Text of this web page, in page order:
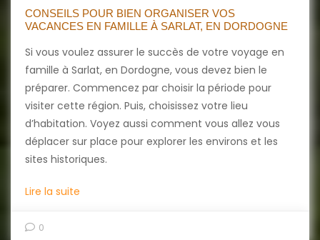
CONSEILS POUR BIEN ORGANISER VOS
VACANCES EN FAMILLE À SARLAT, EN DORDOGNE
Si vous voulez assurer le succès de votre voyage en
famille à Sarlat, en Dordogne, vous devez bien le
préparer. Commencez par choisir la période pour
visiter cette région. Puis, choisissez votre lieu
d’habitation. Voyez aussi comment vous allez vous
déplacer sur place pour explorer les environs et les
sites historiques.
Lire la suite
0